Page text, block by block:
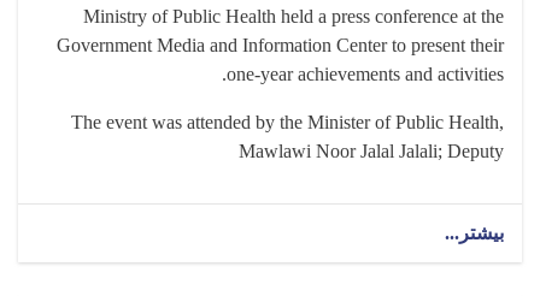
Ministry of Public Health held a press conference at the
Government Media and Information Center to present their
one-year achievements and activities.
The event was attended by the Minister of Public Health,
Mawlawi Noor Jalal Jalali; Deputy
بیشتر...